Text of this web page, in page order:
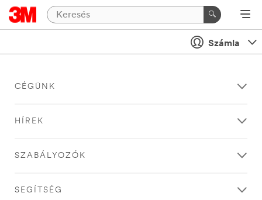
Számla
CÉGÜNK
HÍREK
SZABÁLYOZÓK
SEGÍTSÉG